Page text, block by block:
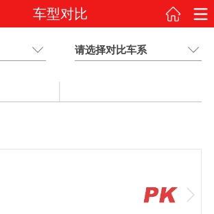
车型对比
请选择对比车系